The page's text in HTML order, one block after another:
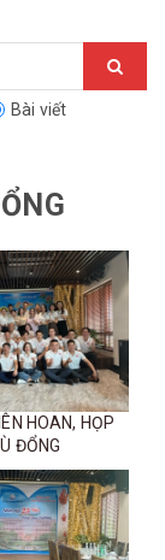
Bài viết
HOAN, HỌP
ĐỔNG